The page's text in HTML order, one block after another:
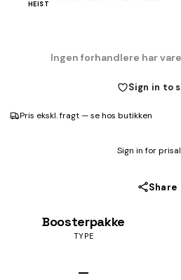
HEIST
Ingen forhandlere har
Sign in to
Pris ekskl. fragt — se hos butikken
Sign in for
Share
Boosterpakke
TYPE
—